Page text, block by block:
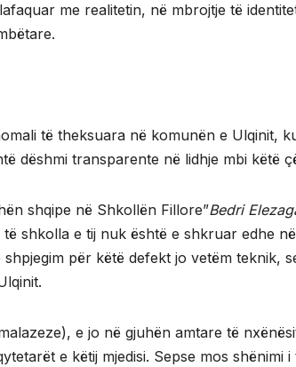
me realitetin, në mbrojtje të
të theksuara në komunën e Ulqinit,
dëshmi transparente në lidhje mbi këtë
shqipe në Shkollën Fillore”Bedri
shkolla e tij nuk është e shkruar edhe
për këtë defekt jo vetëm teknik,
e jo në gjuhën amtare të
e këtij mjedisi. Sepse mos shënimi